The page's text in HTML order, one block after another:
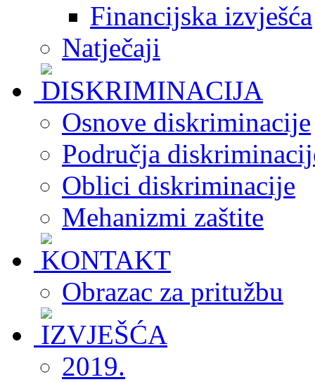
Financijska izvješća
Natječaji
Osnove diskriminacije
Područja
Oblici diskriminacije
Mehanizmi zaštite
Obrazac za pritužbu
2019.